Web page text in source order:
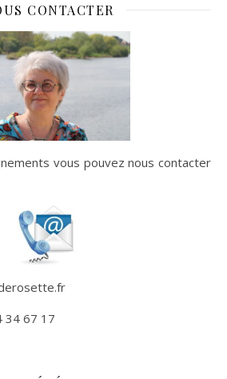
CONTACTER
vous pouvez nous contacter
34 67 17